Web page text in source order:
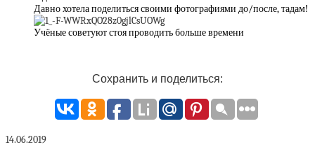
Давно хотела поделиться своими фотографиями до/после, тадам!
Учёные советуют стоя проводить больше времени
Сохранить и поделиться:
14.06.2019